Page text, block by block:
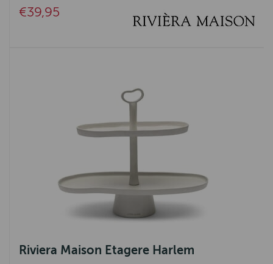
€39,95
Riviera Maison Etagere Harlem